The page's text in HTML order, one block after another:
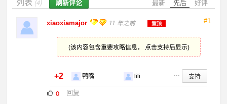
最新 先后 好评
(4) 刷新评论
#1
xiaoxiamajor 11 年之前 置顶
(该内容包含重要攻略信息， 点击支持后显示)
+2 鸭嘴 lili ... 支持
0 回复